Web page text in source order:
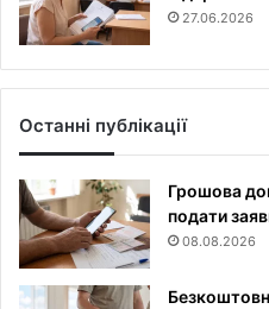
27.06.2026
Останні публікації
Грошова
подати
08.08.2026